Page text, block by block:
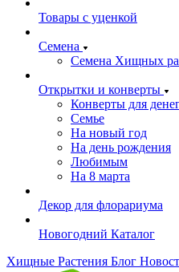
Товары с уценкой
Семена
Семена Хищных
Открытки и конверты
Конверты для
Семье
На новый год
На день рождения
Любимым
На 8 марта
Декор для флорариума
Новогодний Каталог
Хищные Растения Блог